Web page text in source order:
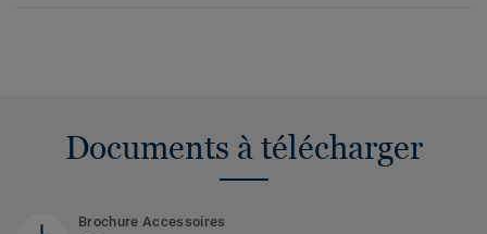
Documents à télécharger
Brochure Accessoires